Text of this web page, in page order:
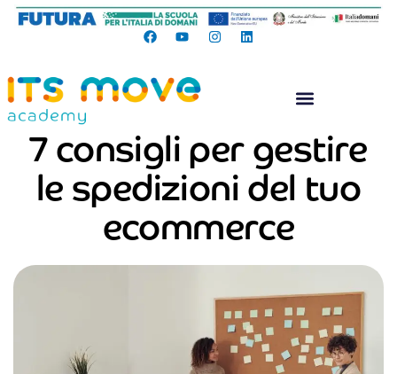
7 consigli per gestire
le spedizioni del tuo
ecommerce